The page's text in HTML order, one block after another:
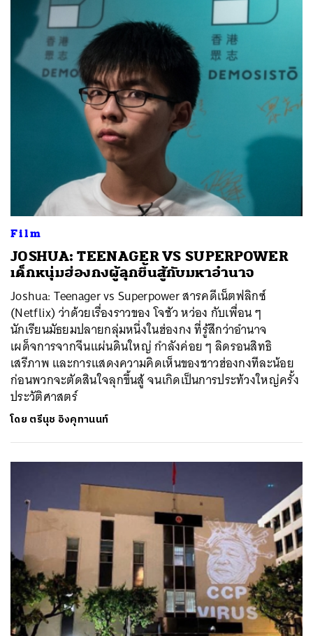
Film
JOSHUA: TEENAGER VS SUPERPOWER
เด็กหนุ่มฮ่องกงผู้ลุกขึ้นสู้กับมหาอำนาจ
Joshua: Teenager vs Superpower สารคดีเน็ตฟลิกซ์
(Netflix) ว่าด้วยเรื่องราวของ โจชัว หว่อง กับเพื่อน ๆ
นักเรียนมัธยมปลายกลุ่มหนึ่งในฮ่องกง ที่รู้สึกว่าอำนาจ
เผด็จการจากจีนแผ่นดินใหญ่ กำลังค่อย ๆ ลิดรอนสิทธิ
เสรีภาพ และการแสดงความคิดเห็นของชาวฮ่องกงทีละน้อย
ก่อนพวกจะตัดสินใจลุกขึ้นสู้ จนเกิดเป็นการประท้วงใหญ่ครั้ง
ประวัติศาสตร์
โดย ตรีนุช อิงคุทานนท์